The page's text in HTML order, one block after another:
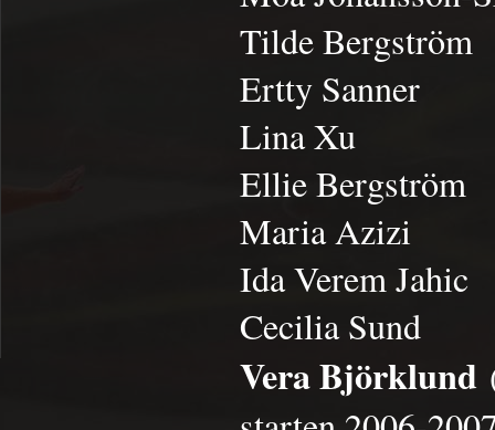
Tilde Bergström
Ertty Sanner
Lina Xu
Ellie Bergström
Maria Azizi
Ida Verem Jahic
Cecilia Sund
Vera Björklund